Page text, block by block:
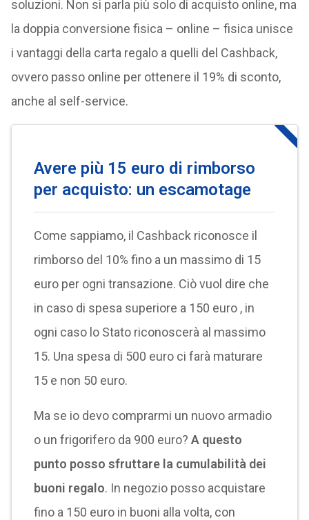
soluzioni. Non si parla più solo di acquisto online, ma
la doppia conversione fisica – online – fisica unisce
i vantaggi della carta regalo a quelli del Cashback,
ovvero passo online per ottenere il 19% di sconto,
anche al self-service.
Avere più 15 euro di rimborso
per acquisto: un escamotage
Come sappiamo, il Cashback riconosce il
rimborso del 10% fino a un massimo di 15
euro per ogni transazione. Ciò vuol dire che
in caso di spesa superiore a 150 euro , in
ogni caso lo Stato riconoscerà al massimo
15. Una spesa di 500 euro ci farà maturare
15 e non 50 euro.
Ma se io devo comprarmi un nuovo armadio
o un frigorifero da 900 euro? A questo
punto posso sfruttare la cumulabilità dei
buoni regalo. In negozio posso acquistare
fino a 150 euro in buoni alla volta, con